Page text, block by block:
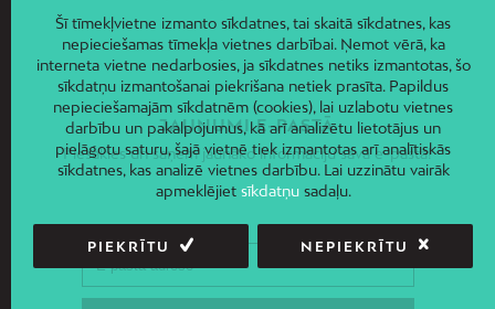
JAUNUMI E-PASTĀ
Piesakies un saņem jaunāko informāciju savā e-pastā!
Šī tīmekļvietne izmanto sīkdatnes, tai skaitā sīkdatnes, kas
nepieciešamas tīmekļa vietnes darbībai. Ņemot vērā, ka
interneta vietne nedarbosies, ja sīkdatnes netiks izmantotas, šo
sīkdatņu izmantošanai piekrišana netiek prasīta. Papildus
nepieciešamajām sīkdatnēm (cookies), lai uzlabotu vietnes
darbību un pakalpojumus, kā arī analizētu lietotājus un
pielāgotu saturu, šajā vietnē tiek izmantotas arī analītiskās
sīkdatnes, kas analizē vietnes darbību. Lai uzzinātu vairāk
apmeklējiet sīkdatņusadaļu.
PIEKRĪTU NEPIEKRĪTU